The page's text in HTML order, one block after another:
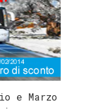
e Marzo